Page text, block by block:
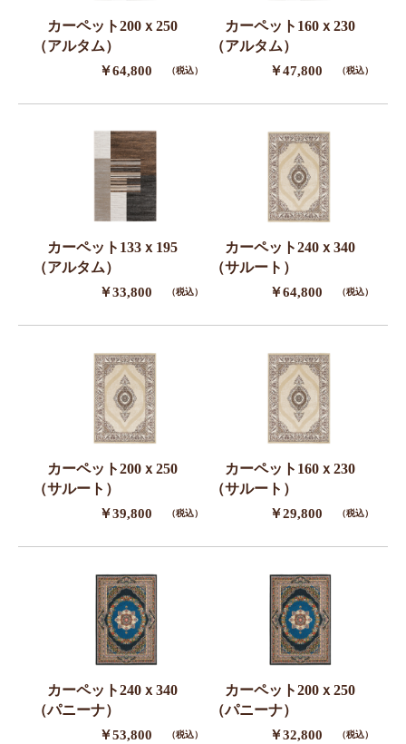
カーペット200ｘ250
（アルタム）
￥64,800 （税込）
カーペット160ｘ230
（アルタム）
￥47,800 （税込）
カーペット133ｘ195
（アルタム）
￥33,800 （税込）
カーペット240ｘ340
（サルート）
￥64,800 （税込）
カーペット200ｘ250
（サルート）
￥39,800 （税込）
カーペット160ｘ230
（サルート）
￥29,800 （税込）
カーペット240ｘ340
（パニーナ）
￥53,800 （税込）
カーペット200ｘ250
（パニーナ）
￥32,800 （税込）